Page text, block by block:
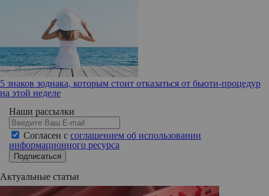
5 знаков зодиака, которым стоит отказаться от бьюти-процедур
на этой неделе
Наши рассылки
Согласен с соглашением об использовании
информационного ресурса
Подписаться
Актуальные статьи